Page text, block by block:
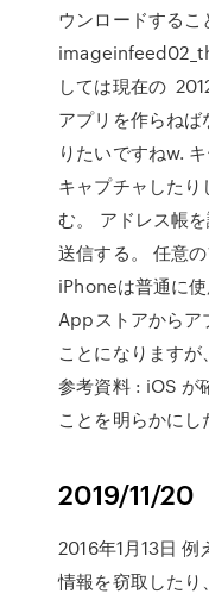
ウンロードするこ
しては現在の
アプリを作らね
りたいですねw.
キャプチャした
む。 アドレス帳
送信する。 任意
iPhoneは普通に
Appストアからア
ことになります
参考資料 : iOS が
ことを明らかに
2019/11/20
2016年1月13日
情報を窃取したり